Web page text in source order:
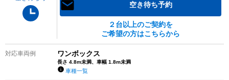
空き待ち予約
２台以上のご契約を
ご希望の方はこちらから
対応車両例 ワンボックス
長さ 4.8m未満、車幅 1.8m未満
車種一覧